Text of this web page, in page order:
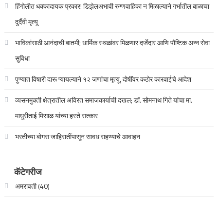
हिंगोलीत धक्कादायक प्रकार! डिझेलअभावी रुग्णवाहिका न मिळाल्याने गर्भातील बाळाचा
दुर्दैवी मृत्यू
भाविकांसाठी आनंदाची बातमी; धार्मिक स्थळांवर मिळणार दर्जेदार आणि पौष्टिक अन्न सेवा
सुविधा
पुण्यात विषारी दारू प्यायल्याने १२ जणांचा मृत्यू, दोषींवर कठोर कारवाईचे आदेश
व्यसनमुक्ती क्षेत्रातील अविरत समाजकार्याची दखल; डॉ. सोमनाथ गिते यांचा मा.
माधुरीताई मिसाळ यांच्या हस्ते सत्कार
भरतीच्या बोगस जाहिरातींपासून सावध राहण्याचे आवाहन
कॅटेगरीज
अमरावती(40)